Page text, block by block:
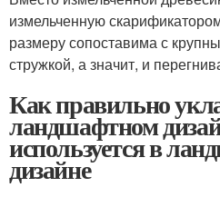
измельченную
размеру сопоставима с
стружкой, а значит, и
Как правильно
ландшафтном
используется в
дизайне